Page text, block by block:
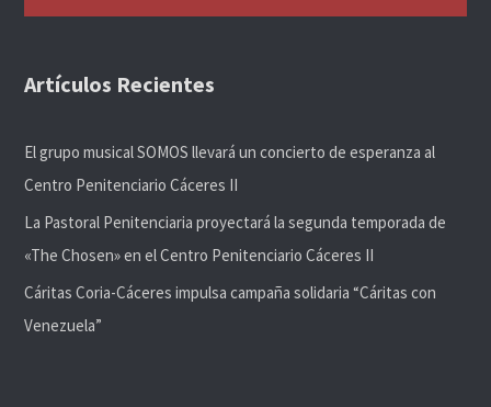
Artículos Recientes
El grupo musical SOMOS llevará un concierto de esperanza al
Centro Penitenciario Cáceres II
La Pastoral Penitenciaria proyectará la segunda temporada de
«The Chosen» en el Centro Penitenciario Cáceres II
Cáritas Coria-Cáceres impulsa campaña solidaria “Cáritas con
Venezuela”